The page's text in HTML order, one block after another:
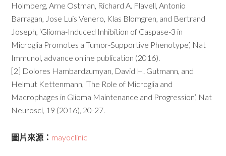
Holmberg, Arne Ostman, Richard A. Flavell, Antonio
Barragan, Jose Luis Venero, Klas Blomgren, and Bertrand
Joseph, ‘Glioma-Induced Inhibition of Caspase-3 in
Microglia Promotes a Tumor-Supportive Phenotype’, Nat
Immunol, advance online publication (2016).
[2] Dolores Hambardzumyan, David H. Gutmann, and
Helmut Kettenmann, ‘The Role of Microglia and
Macrophages in Glioma Maintenance and Progression’, Nat
Neurosci, 19 (2016), 20-27.
圖片來源： mayoclinic